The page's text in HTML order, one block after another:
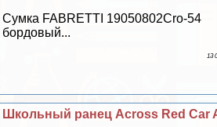
Сумка FABRETTI 19050802Cro-54
бордовый...
13
Школьный ранец Across Red Car